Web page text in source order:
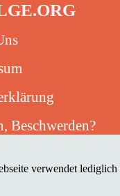
Beschwerden?
verwendet